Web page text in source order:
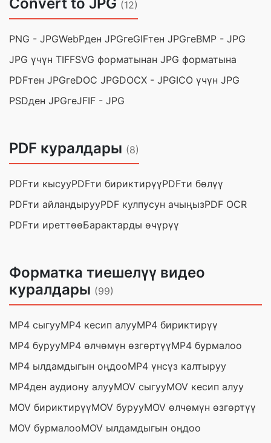
(12)
PNG - JPGWebPден JPGгеGIFтен JPGгеBMP - JPG
JPG үчүн TIFFSVG форматынан JPG форматына
PDFтен JPGгеDOC JPGDOCX - JPGICO үчүн JPG
PSDден JPGгеJFIF - JPG
PDF куралдары (8)
PDFти кысууPDFти бириктирүүPDFти бөлүү
PDFти айландырууPDF кулпусун ачыңызPDF OCR
PDFти иреттөөБарактарды өчүрүү
Форматка тиешелүү видео
куралдары (99)
MP4 сыгууMP4 кесип алууMP4 бириктирүү
MP4 бурууMP4 өлчөмүн өзгөртүүMP4 бурмалоо
MP4 ылдамдыгын оңдооMP4 үнсүз калтыруу
MP4ден аудиону алууMOV сыгууMOV кесип алуу
MOV бириктирүүMOV бурууMOV өлчөмүн өзгөртүү
MOV бурмалооMOV ылдамдыгын оңдоо